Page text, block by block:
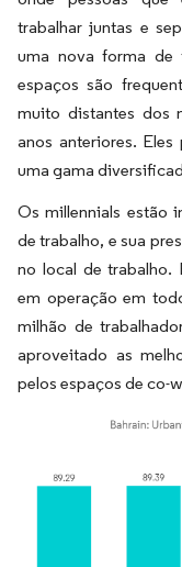
trabalhar juntas e
uma nova forma de
espaços são
muito distantes dos
anos anteriores.
uma gama
Os millennials estão
de trabalho, e sua
no local de trabalho.
em operação em
milhão de
aproveitado as
pelos espaços de co-